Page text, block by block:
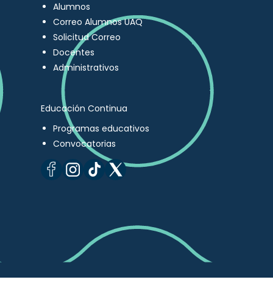
Alumnos
Correo Alumnos UAQ
Solicitud Correo
Docentes
Administrativos
Educación Continua
Programas educativos
Convocatorias